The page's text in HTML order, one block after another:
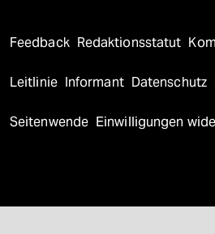
Feedback Redaktionsstatut
Leitlinie Informant Datenschutz
Seitenwende Einwilligungen